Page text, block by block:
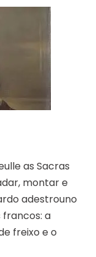
as Sacras
montar e
adestrouno
francos: a
freixo e o